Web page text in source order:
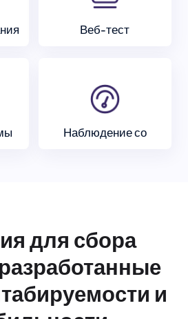
Веб-тест
Наблюдение со
для сбора
и